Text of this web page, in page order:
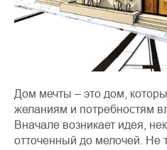
Дом мечты – это дом,
желаниям и потребностям
Вначале возникает идея,
отточенный до мелочей. Не